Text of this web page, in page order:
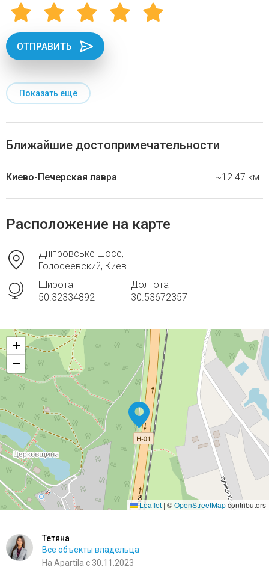
ОТПРАВИТЬ
Показать ещё
Ближайшие достопримечательности
Киево-Печерская лавра ~12.47 км
Расположение на карте
Дніпровське шосе,
Голосеевский, Киев
Широта
50.32334892
Долгота
30.53672357
+
−
Leaflet | ©OpenStreetMapcontributors
Тетяна
Все объекты владельца
На Apartila с 30.11.2023